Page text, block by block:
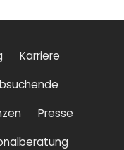
Karriere
Presse